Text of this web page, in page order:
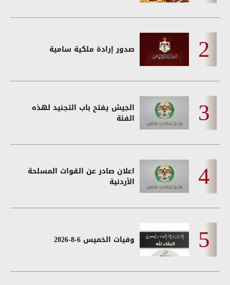
صدور إرادة ملكية سامية
الجيش يفتح باب التجنيد لهذه
الفئة
اعلان صادر عن القوات المسلحة
الأردنية
وفيات الخميس 6-8-2026